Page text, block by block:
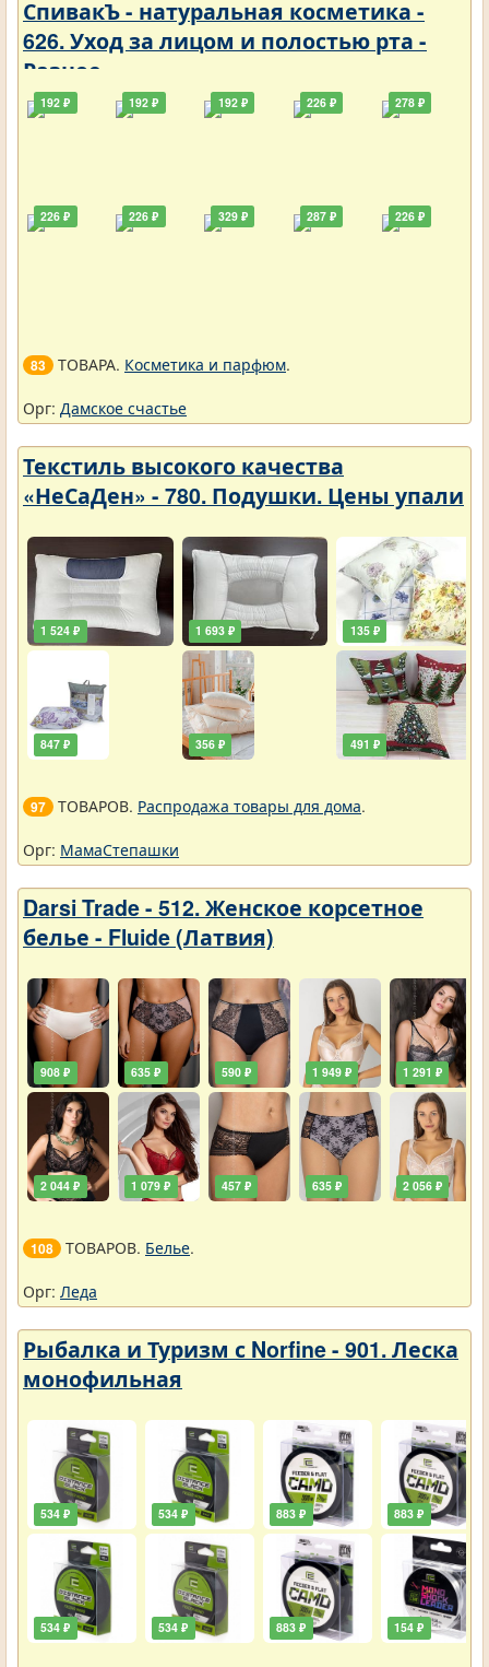
СпивакЪ - натуральная косметика -
626. Уход за лицом и полостью рта -
Разное
192 ₽
226 ₽
192 ₽
226 ₽
192 ₽
329 ₽
226 ₽
287 ₽
278 ₽
226 ₽
83 ТОВАРА. Косметика и парфюм.
Орг: Дамское счастье
Текстиль высокого качества
«НеСаДен» - 780. Подушки. Цены упали
1 524 ₽
847 ₽
1 693 ₽
356 ₽
135 ₽
491 ₽
97 ТОВАРОВ. Распродажа товары для дома.
Орг: МамаСтепашки
Darsi Trade - 512. Женское корсетное
белье - Fluide (Латвия)
908 ₽
2 044 ₽
635 ₽
1 079 ₽
590 ₽
457 ₽
1 949 ₽
635 ₽
1 291 ₽
2 056 ₽
108 ТОВАРОВ. Белье.
Орг: Леда
Рыбалка и Туризм с Norfine - 901. Леска
монофильная
534 ₽
534 ₽
534 ₽
534 ₽
883 ₽
883 ₽
883 ₽
154 ₽